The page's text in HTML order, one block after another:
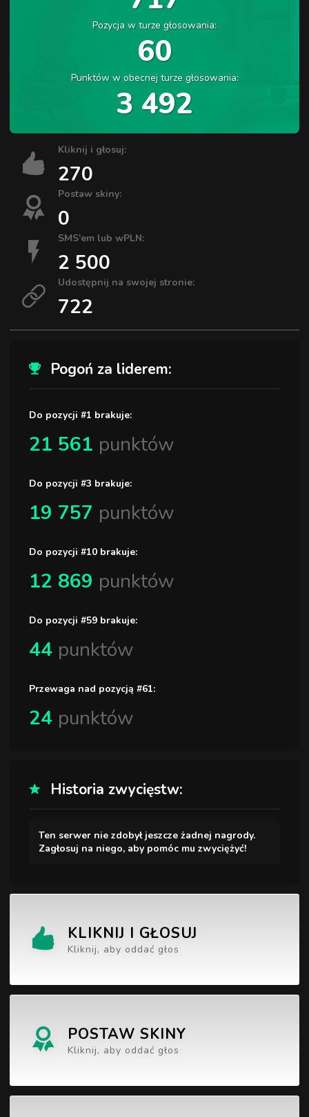
Pozycja w turze głosowania:
60
Punktów w obecnej turze głosowania:
3 492
Kliknij i głosuj:
270
Postaw skiny:
0
SMS'em lub wPLN:
2 500
Udostępnij na swojej stronie:
722
Pogoń za liderem:
Do pozycji #1 brakuje:
21 561 punktów
Do pozycji #3 brakuje:
19 757 punktów
Do pozycji #10 brakuje:
12 869 punktów
Do pozycji #59 brakuje:
44 punktów
Przewaga nad pozycją #61:
24 punktów
Historia zwycięstw:
Ten serwer nie zdobył jeszcze żadnej nagrody.
Zagłosuj na niego, aby pomóc mu zwyciężyć!
KLIKNIJ I GŁOSUJ
Kliknij, aby oddać głos
POSTAW SKINY
Kliknij, aby oddać głos